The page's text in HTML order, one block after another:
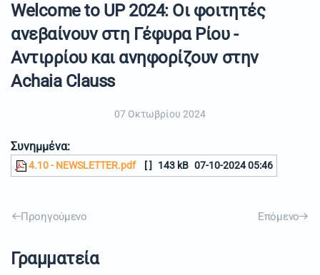
Welcome to UP 2024: Οι φοιτητές
ανεβαίνουν στη Γέφυρα Ρίου -
Αντιρρίου και ανηφορίζουν στην
Achaia Clauss
07 Οκτωβρίου 2024
Συνημμένα:
4.10 - NEWSLETTER.pdf [ ] 143 kB 07-10-2024 05:46
Προηγούμενο Επόμενο
Γραμματεία